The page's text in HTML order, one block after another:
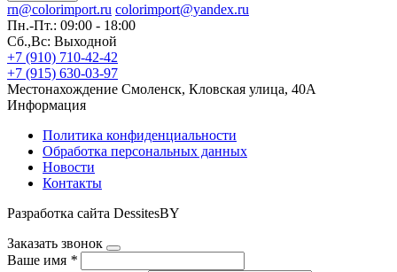
rn@colorimport.ru colorimport@yandex.ru
Пн.-Пт.: 09:00 - 18:00
Сб.,Вс: Выходной
+7 (910) 710-42-42
+7 (915) 630-03-97
Местонахождение Смоленск, Кловская улица, 40А
Информация
Политика конфиденциальности
Обработка персональных данных
Новости
Контакты
Разработка сайта DessitesBY
Заказать звонок
Ваше имя *